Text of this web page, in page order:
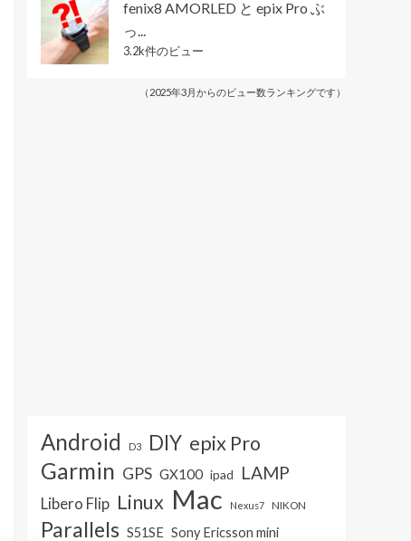
fenix8 AMORLED と epix Pro ぶ
っ...
3.2k件のビュー
（2025年3月からのビュー数ランキングです）
Android D3 DIY epix Pro
Garmin GPS GX100 ipad LAMP
Libero Flip Linux Mac Nexus7 NIKON
Parallels S51SE Sony Ericsson mini